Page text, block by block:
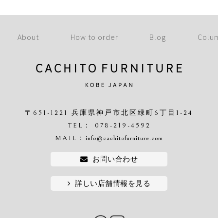
About How to order Blog
〒651-1221 兵庫県神戸市北区緑町6丁目1-24
TEL： 078-219-4592
MAIL： info@cachitofurniture.com
お問い合わせ
詳しい店舗情報を見る